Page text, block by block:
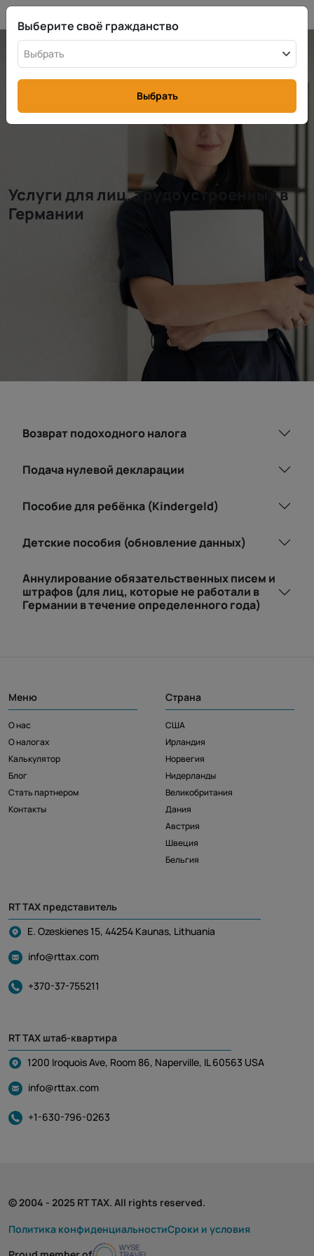
Услуги для лиц, трудоустроенных в
Германии
Возврат подоходного налога
Подача нулевой декларации
Пособие для ребёнка (Kindergeld)
Детские пособия (обновление данных)
Аннулирование обязательственных писем и
штрафов (для лиц, которые не работали в
Германии в течение определенного года)
Меню
О нас
О налогах
Калькулятор
Блог
Стать партнером
Контакты
Страна
США
Ирландия
Норвегия
Нидерланды
Великобритания
Дания
Австрия
Швеция
Бельгия
RT TAX представитель
E. Ozeskienes 15, 44254 Kaunas, Lithuania
info@rttax.com
+370-37-755211
RT TAX штаб-квартира
1200 Iroquois Ave, Room 86, Naperville, IL 60563 USA
info@rttax.com
+1-630-796-0263
© 2004 - 2025 RT TAX. All rights reserved.
Политика конфиденциальностиCроки и условия
Выберите своё гражданство
Выбрать
Выбрать